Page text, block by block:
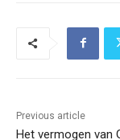
Previous article
Het vermogen van